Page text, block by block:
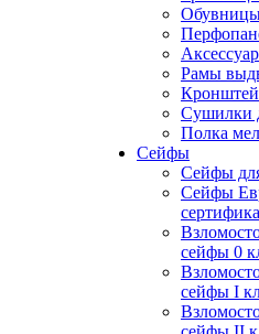
Рамы
Сушилки
Полка
Сейфы
Сейфы
Сейфы
сейфы 0
сейфы I